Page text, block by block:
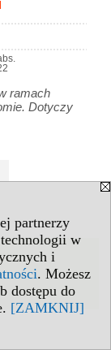
partnerzy
w
i
. Możesz
dostępu do
[ZAMKNIJ]
ramach
Dotyczy